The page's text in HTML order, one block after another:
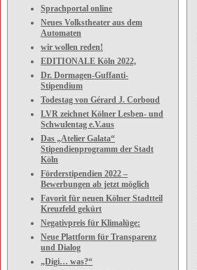
Sprachportal online
Neues Volkstheater aus dem
Automaten
wir wollen reden!
EDITIONALE Köln 2022,
Dr. Dormagen-Guffanti-
Stipendium
Todestag von Gérard J. Corboud
LVR zeichnet Kölner Lesben- und
Schwulentag e.V.aus
Das „Atelier Galata“
Stipendienprogramm der Stadt
Köln
Förderstipendien 2022 –
Bewerbungen ab jetzt möglich
Favorit für neuen Kölner Stadtteil
Kreuzfeld gekürt
Negativpreis für Klimalüge:
Neue Plattform für Transparenz
und Dialog
„Digi… was?“